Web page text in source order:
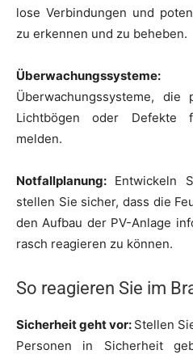
lose Verbindungen und
zu erkennen und zu beheben.
Überwachungssysteme,
Lichtbögen oder Defekte
melden.
Notfallplanung: Entwickeln
stellen Sie sicher, dass die
den Aufbau der PV-Anlage
rasch reagieren zu können.
So reagieren Sie im
Sicherheit geht vor: Stellen
Personen in Sicherheit